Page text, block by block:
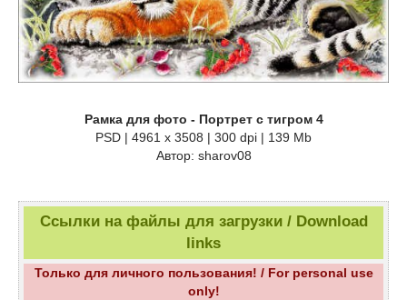
Рамка для фото - Портрет с тигром 4
PSD | 4961 х 3508 | 300 dpi | 139 Mb
Автор: sharov08
Ссылки на файлы для загрузки / Download
links
Только для личного пользования! / For personal use
only!